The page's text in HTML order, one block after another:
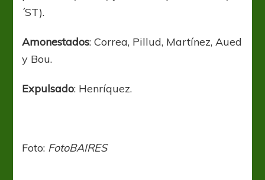
´ST).
Amonestados: Correa, Pillud, Martínez, Aued
y Bou.
Expulsado: Henríquez.
Foto: FotoBAIRES